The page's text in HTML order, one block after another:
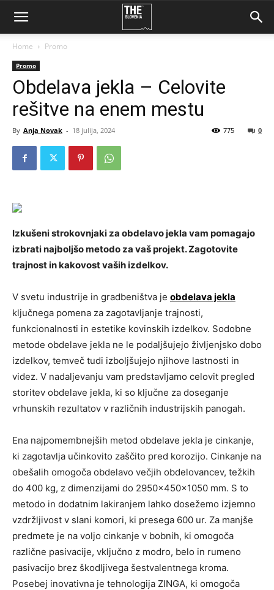
Home Promo
Promo
Obdelava jekla – Celovite
rešitve na enem mestu
By Anja Novak - 18 julija, 2024 0
775
Izkušeni strokovnjaki za obdelavo jekla vam pomagajo
izbrati najboljšo metodo za vaš projekt. Zagotovite
trajnost in kakovost vaših izdelkov.
V svetu industrije in gradbeništva je obdelava jekla
ključnega pomena za zagotavljanje trajnosti,
funkcionalnosti in estetike kovinskih izdelkov. Sodobne
metode obdelave jekla ne le podaljšujejo življenjsko dobo
izdelkov, temveč tudi izboljšujejo njihove lastnosti in
videz. V nadaljevanju vam predstavljamo celovit pregled
storitev obdelave jekla, ki so ključne za doseganje
vrhunskih rezultatov v različnih industrijskih panogah.
Ena najpomembnejših metod obdelave jekla je cinkanje,
ki zagotavlja učinkovito zaščito pred korozijo. Cinkanje na
obešalih omogoča obdelavo večjih obdelovancev, težkih
do 400 kg, z dimenzijami do 2950x450x1050 mm. S to
metodo in dodatnim lakiranjem lahko dosežemo izjemno
vzdržljivost v slani komori, ki presega 600 ur. Za manjše
predmete je na voljo cinkanje v bobnih, ki omogoča
različne pasivacije, vključno z modro, belo in rumeno
pasivacijo brez škodljivega šestvalentnega kroma.
Posebej inovativna je tehnologija ZINGA, ki omogoča